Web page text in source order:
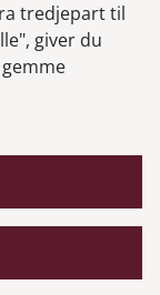
tredjepart til
giver du